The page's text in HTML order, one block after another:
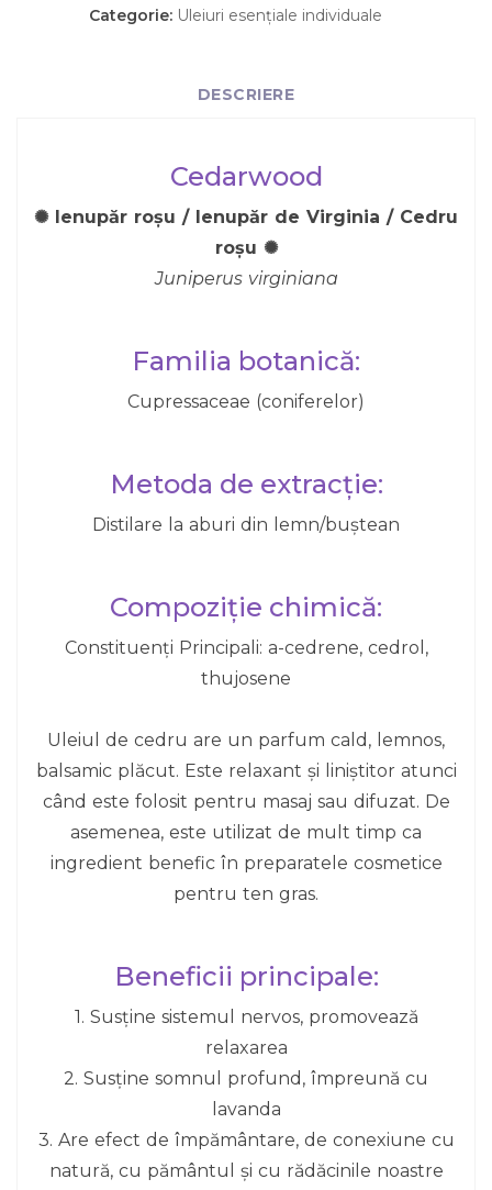
Categorie: Uleiuri esențiale individuale
DESCRIERE
Cedarwood
✺ Ienupăr roșu / Ienupăr de Virginia / Cedru
roșu ✺
Juniperus virginiana
Familia botanică:
Cupressaceae (coniferelor)
Metoda de extracție:
Distilare la aburi din lemn/buștean
Compoziție chimică:
Constituenți Principali: a-cedrene, cedrol,
thujosene
Uleiul de cedru are un parfum cald, lemnos,
balsamic plăcut. Este relaxant și liniștitor atunci
când este folosit pentru masaj sau difuzat. De
asemenea, este utilizat de mult timp ca
ingredient benefic în preparatele cosmetice
pentru ten gras.
Beneficii principale:
1. Susține sistemul nervos, promovează
relaxarea
2. Susține somnul profund, împreună cu
lavanda
3. Are efect de împământare, de conexiune cu
natură, cu pământul și cu rădăcinile noastre